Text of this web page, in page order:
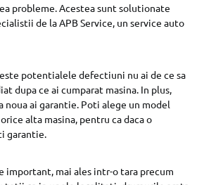
probleme. Acestea sunt solutionate
de la APB Service, un service auto
potentialele defectiuni nu ai de ce sa
dupa ce ai cumparat masina. In plus,
noua ai garantie. Poti alege un model
alta masina, pentru ca daca o
garantie.
important, mai ales intr-o tara precum